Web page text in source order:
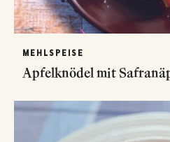
MEHLSPEISE
Apfelknödel mit